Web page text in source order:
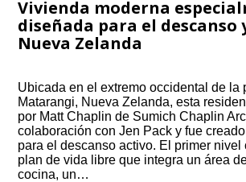
Vivienda moderna
diseñada para el descanso
Nueva Zelanda
Ubicada en el extremo occidental de la
Matarangi, Nueva Zelanda, esta
por Matt Chaplin de Sumich Chaplin
colaboración con Jen Pack y fue
para el descanso activo. El primer nivel
plan de vida libre que integra un área
cocina, un…